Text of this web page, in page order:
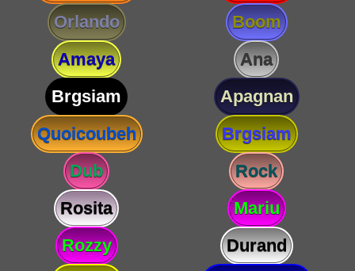
Orlando
Boom
Amaya
Ana
Brgsiam
Apagnan
Quoicoubeh
Brgsiam
Dub
Rock
Rosita
Mariu
Rozzy
Durand